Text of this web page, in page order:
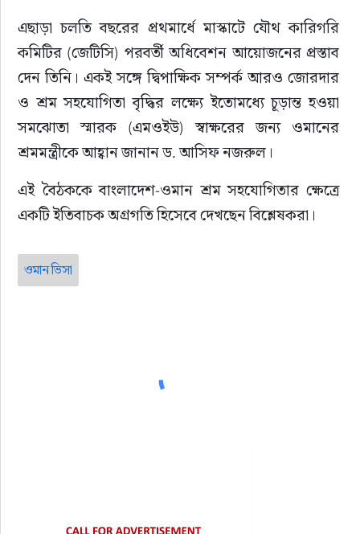
এছাড়া চলতি বছরের প্রথমার্ধে মাস্কাটে যৌথ কারিগরি
কমিটির (জেটিসি) পরবর্তী অধিবেশন আয়োজনের প্রস্তাব
দেন তিনি। একই সঙ্গে দ্বিপাক্ষিক সম্পর্ক আরও জোরদার
ও শ্রম সহযোগিতা বৃদ্ধির লক্ষ্যে ইতোমধ্যে চূড়ান্ত হওয়া
সমঝোতা স্মারক (এমওইউ) স্বাক্ষরের জন্য ওমানের
শ্রমমন্ত্রীকে আহ্বান জানান ড. আসিফ নজরুল।
এই বৈঠককে বাংলাদেশ-ওমান শ্রম সহযোগিতার ক্ষেত্রে
একটি ইতিবাচক অগ্রগতি হিসেবে দেখছেন বিশ্লেষকরা।
ওমান ভিসা